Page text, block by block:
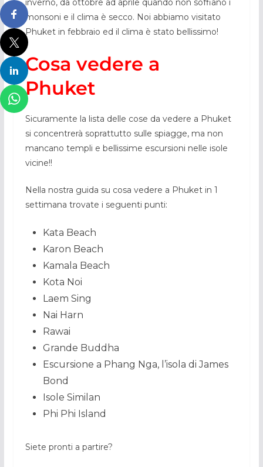
inverno, da ottobre ad aprile quando non soffiano i
monsoni e il clima è secco. Noi abbiamo visitato
Phuket in febbraio ed il clima è stato bellissimo!
Cosa vedere a
Phuket
Sicuramente la lista delle cose da vedere a Phuket
si concentrerà soprattutto sulle spiagge, ma non
mancano templi e bellissime escursioni nelle isole
vicine!!
Nella nostra guida su cosa vedere a Phuket in 1
settimana trovate i seguenti punti:
Kata Beach
Karon Beach
Kamala Beach
Kota Noi
Laem Sing
Nai Harn
Rawai
Grande Buddha
Escursione a Phang Nga, l’isola di James
Bond
Isole Similan
Phi Phi Island
Siete pronti a partire?